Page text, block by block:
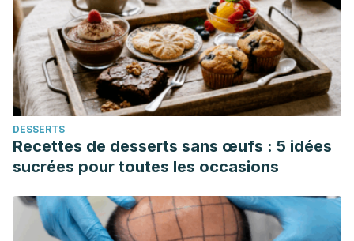
Smith RP. Carcinoma in situ (cervix). In: Smith RP,
ed. Netter’s Obstetrics & Gynecology. 3rd ed. Philadelphia,
PA: Elsevier; 2018:chap 115.
DESSERTS
Recettes de desserts sans œufs : 5 idées
sucrées pour toutes les occasions